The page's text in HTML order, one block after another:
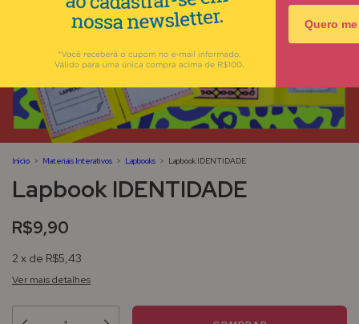
Início > Materiais Interativos > Lapbooks > Lapbook IDENTIDADE
Lapbook IDENTIDADE
R$9,90
2 x de R$5,43
Ver mais detalhes
Quero